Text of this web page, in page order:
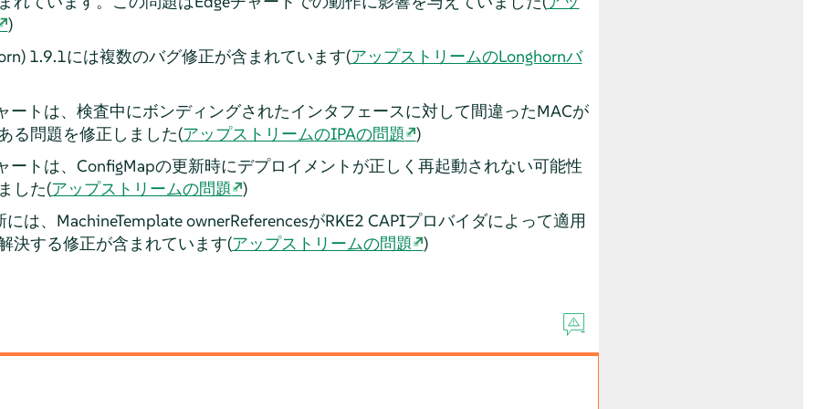
)
1.9.1には複数のバグ修正が含まれています(アップストリームのLonghornバ
ートは、検査中にボンディングされたインタフェースに対して間違ったMACが
る問題を修正しました(アップストリームのIPAの問題
)
ートは、ConfigMapの更新時にデプロイメントが正しく再起動されない可能性
した(アップストリームの問題
)
には、MachineTemplate ownerReferencesがRKE2 CAPIプロバイダによって適用
決する修正が含まれています(アップストリームの問題 )